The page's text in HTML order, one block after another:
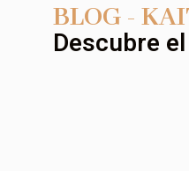
BLOG -
Descubre